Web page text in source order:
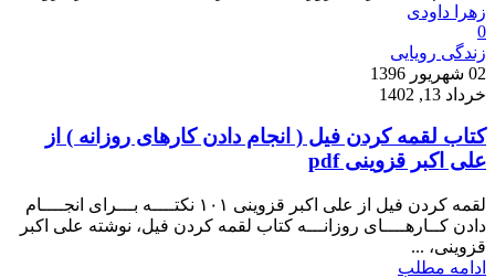
زهرا داودی
0
زندگی رویایی
02 شهریور 1396
خرداد 13, 1402
کتاب لقمه کردن فیل ( انجام دادن کارهای روزانه ) از
علی اکبر قزوینی pdf
لقمه کردن فیل از علی اکبر قزوینی ۱۰۱ نکتــــه بـــرای انجــــام
دادن کــارهــــای روزانـــه کتاب لقمه کردن فیل، نوشته علی اکبر
قزوینی، ...
ادامه مطلب